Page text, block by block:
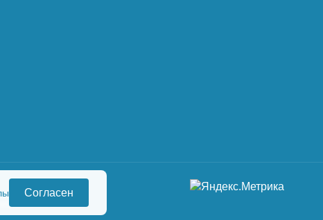
данных
Согласен